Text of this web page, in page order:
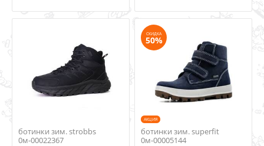
ботинки зим. strobbs
0м-00022367
СКИДКА
50%
AКЦИЯ
ботинки зим. superfit
0м-00005144